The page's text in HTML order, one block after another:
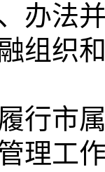
办法
组织
行市
理工